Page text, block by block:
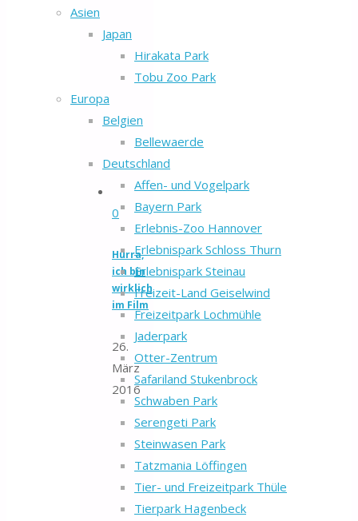
Asien
Japan
Hirakata Park
Tobu Zoo Park
Europa
Belgien
Bellewaerde
Deutschland
Affen- und Vogelpark
Bayern Park
Erlebnis-Zoo Hannover
Erlebnispark Schloss Thurn
Erlebnispark Steinau
Freizeit-Land Geiselwind
Freizeitpark Lochmühle
Jaderpark
Otter-Zentrum
Safariland Stukenbrock
Schwaben Park
Serengeti Park
Steinwasen Park
Tatzmania Löffingen
Tier- und Freizeitpark Thüle
Tierpark Hagenbeck
0
Hurra,
ich bin
wirklich
im Film
26.
März
2016